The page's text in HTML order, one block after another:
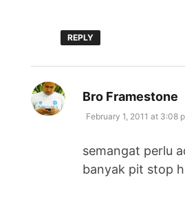
REPLY
Bro Framestone
February 1, 2011 at 3:08
semangat perlu
banyak pit stop